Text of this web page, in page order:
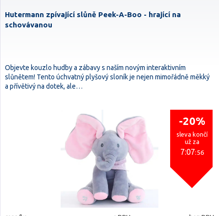
Hutermann zpívající slůně Peek-A-Boo - hrající na
schovávanou
Objevte kouzlo hudby a zábavy s naším novým interaktivním
slůnětem! Tento úchvatný plyšový sloník je nejen mimořádně měkký
a přívětivý na dotek, ale…
-20%
sleva končí
už za
7:07:54